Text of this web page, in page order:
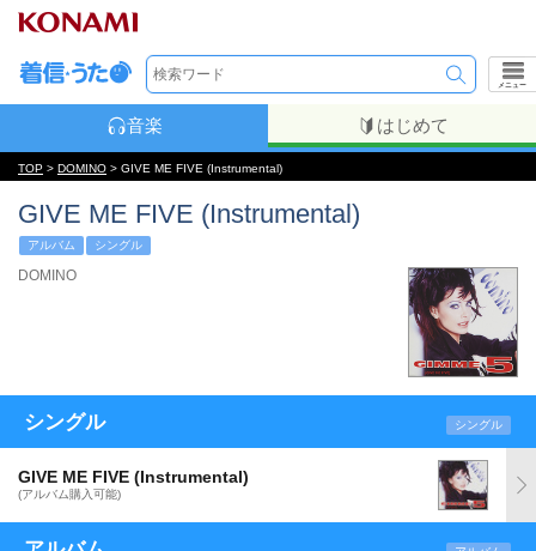
メニュー
音楽 はじめて
TOP > DOMINO > GIVE ME FIVE (Instrumental)
GIVE ME FIVE (Instrumental)
アルバム シングル
DOMINO
シングル シングル
GIVE ME FIVE (Instrumental)
(アルバム購入可能)